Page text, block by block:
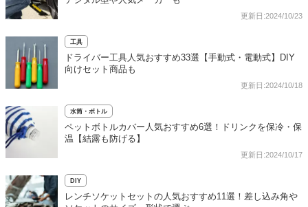
更新日:2024/10/23
工具
ドライバー工具人気おすすめ33選【手動式・電動式】DIY
向けセット商品も
更新日:2024/10/18
水筒・ボトル
ペットボトルカバー人気おすすめ6選！ドリンクを保冷・保
温【結露も防げる】
更新日:2024/10/17
DIY
レンチソケットセットの人気おすすめ11選！差し込み角や